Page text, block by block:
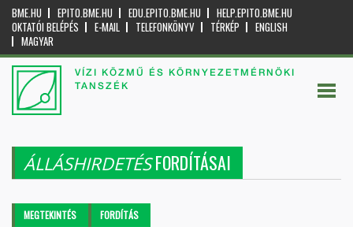
BME.HU EPITO.BME.HU EDU.EPITO.BME.HU
HELP.EPITO.BME.HU
OKTATÓI BELÉPÉS
E-MAIL TELEFONKÖNYV TÉRKÉP
ENGLISH
MAGYAR
VÍZI KÖZMŰ ÉS KÖRNYEZETMÉRNÖKI
TANSZÉK
ÁLLÁSHIRDETÉSFORDÍTÁSAI
Elsődleges fülek
MEGTEKINTÉS FORDÍTÁS